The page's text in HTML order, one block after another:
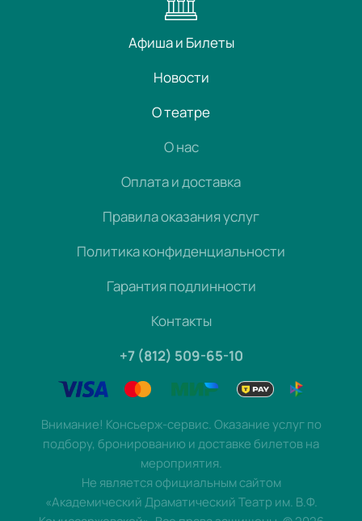
Афиша и Билеты
Новости
О театре
О нас
Оплата и доставка
Правила оказания услуг
Политика конфиденциальности
Гарантия подлинности
Контакты
+7 (812) 509-65-10
Внимание! Консьерж-сервис. Оказание услуг по
подбору, бронированию и доставке билетов на
мероприятия.
Не является официальным сайтом
«Академический Драматический Театр им. В.Ф.